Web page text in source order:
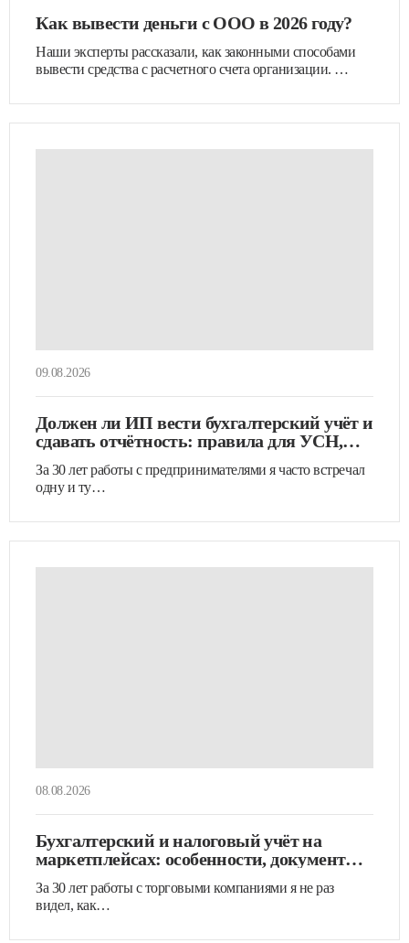
Как вывести деньги с ООО в 2026 году?
Наши эксперты рассказали, как законными способами
вывести средства с расчетного счета организации. …
09.08.2026
Должен ли ИП вести бухгалтерский учёт и
сдавать отчётность: правила для УСН,
За 30 лет работы с предпринимателями я часто встречал
одну и ту…
08.08.2026
Бухгалтерский и налоговый учёт на
маркетплейсах: особенности, документы
За 30 лет работы с торговыми компаниями я не раз
видел, как…